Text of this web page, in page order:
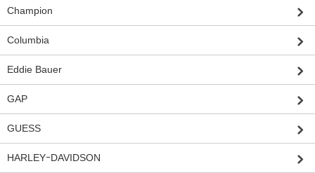
Champion
Columbia
Eddie Bauer
GAP
GUESS
HARLEYｰDAVIDSON